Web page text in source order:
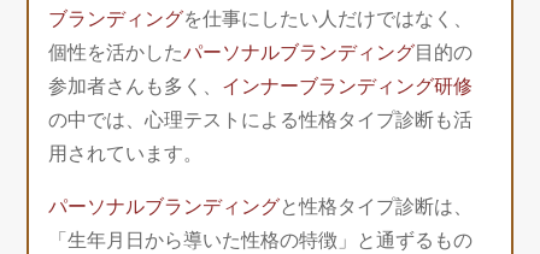
ブランディングを仕事にしたい人だけではなく、
個性を活かしたパーソナルブランディング目的の
参加者さんも多く、 インナーブランディング研修
の中では、心理テストによる性格タイプ診断も活
用されています。
パーソナルブランディングと性格タイプ診断は、
「生年月日から導いた性格の特徴」と通ずるもの